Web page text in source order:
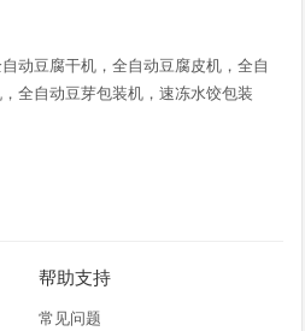
动豆腐干机，全自动豆腐皮机，全自
全自动豆芽包装机，速冻水饺包装
帮助支持
常见问题